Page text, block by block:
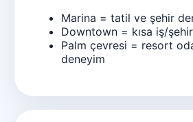
Marina = tatil ve şehir
Downtown = kısa iş/
Palm çevresi = resort
deneyim